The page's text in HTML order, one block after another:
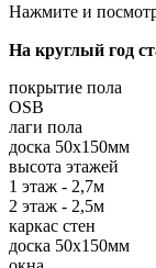
Нажмите и
На круглый год
покрытие пола
OSB
лаги пола
доска 50х150мм
высота этажей
1 этаж - 2,7м
2 этаж - 2,5м
каркас стен
доска 50х150мм